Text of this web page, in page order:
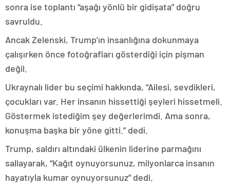
sonra ise toplantı “aşağı yönlü bir gidişata” doğru
savruldu.
Ancak Zelenski, Trump’ın insanlığına dokunmaya
çalışırken önce fotoğrafları gösterdiği için pişman
değil.
Ukraynalı lider bu seçimi hakkında, “Ailesi, sevdikleri,
çocukları var. Her insanın hissettiği şeyleri hissetmeli.
Göstermek istediğim şey değerlerimdi. Ama sonra,
konuşma başka bir yöne gitti.” dedi.
Trump, saldırı altındaki ülkenin liderine parmağını
sallayarak, “Kağıt oynuyorsunuz, milyonlarca insanın
hayatıyla kumar oynuyorsunuz” dedi.